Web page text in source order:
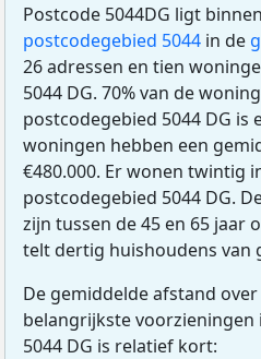
Postcode 5044DG ligt
postcodegebied 5044 in de
26 adressen en tien
5044 DG. 70% van de
postcodegebied 5044 DG is
woningen hebben een
€480.000. Er wonen twintig
postcodegebied 5044 DG.
zijn tussen de 45 en 65 jaar
telt dertig huishoudens van
De gemiddelde afstand
belangrijkste
5044 DG is relatief kort: